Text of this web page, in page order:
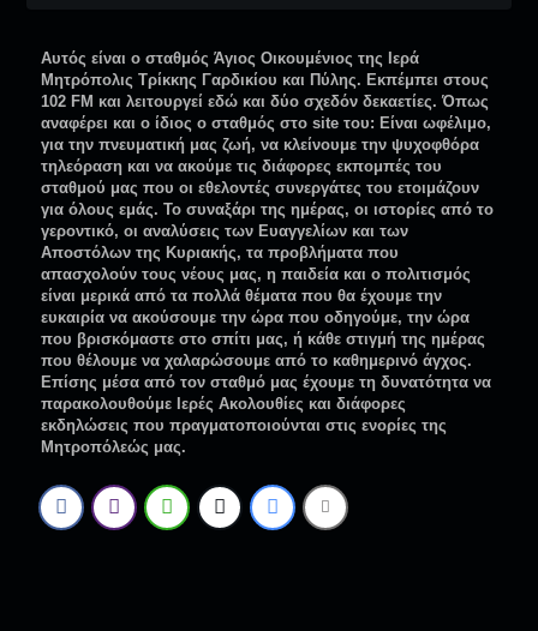
Αυτός είναι ο σταθμός Άγιος Οικουμένιος της Ιερά
Μητρόπολις Τρίκκης Γαρδικίου και Πύλης. Εκπέμπει στους
102 FM και λειτουργεί εδώ και δύο σχεδόν δεκαετίες. Όπως
αναφέρει και ο ίδιος ο σταθμός στο site του: Είναι ωφέλιμο,
για την πνευματική μας ζωή, να κλείνουμε την ψυχοφθόρα
τηλεόραση και να ακούμε τις διάφορες εκπομπές του
σταθμού μας που οι εθελοντές συνεργάτες του ετοιμάζουν
για όλους εμάς. Το συναξάρι της ημέρας, οι ιστορίες από το
γεροντικό, οι αναλύσεις των Ευαγγελίων και των
Αποστόλων της Κυριακής, τα προβλήματα που
απασχολούν τους νέους μας, η παιδεία και ο πολιτισμός
είναι μερικά από τα πολλά θέματα που θα έχουμε την
ευκαιρία να ακούσουμε την ώρα που οδηγούμε, την ώρα
που βρισκόμαστε στο σπίτι μας, ή κάθε στιγμή της ημέρας
που θέλουμε να χαλαρώσουμε από το καθημερινό άγχος.
Επίσης μέσα από τον σταθμό μας έχουμε τη δυνατότητα να
παρακολουθούμε Ιερές Ακολουθίες και διάφορες
εκδηλώσεις που πραγματοποιούνται στις ενορίες της
Μητροπόλεώς μας.